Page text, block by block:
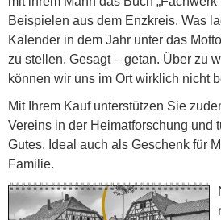
Beispielen aus dem Enzkreis. Was
Kalender in dem Jahr unter das
zu stellen. Gesagt – getan. Über zu
können wir uns im Ort wirklich nicht
Mit Ihrem Kauf unterstützen Sie
Vereins in der Heimatforschung und
Gutes. Ideal auch als Geschenk für
Familie.